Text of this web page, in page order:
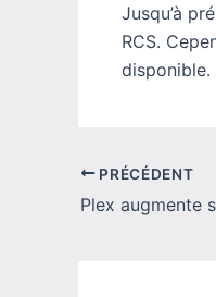
Jusqu’à
RCS.
disponible.
PRÉCÉDENT